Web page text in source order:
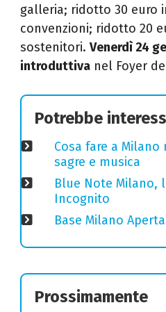
galleria; ridotto 30 euro
convenzioni; ridotto 20
sostenitori. Venerdì 24
introduttiva nel Foyer
Potrebbe
Cosa fare a
sagre e musica
Blue Note Milano,
Incognito
Base Milano
Prossimamente